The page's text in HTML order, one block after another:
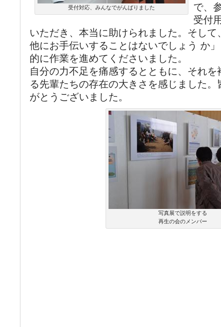
受付対応、みんなでがんばりました
で、
受付
いただき、本当に助けられました。そし
他にお手伝いすることはないでしょう か
的に作業を進めてくださいました。
自分の力不足を痛感するとともに、それ
る先輩たちの存在の大きさを感じました
がとうございました。
写真展で説明をする
再生の会のメンバー